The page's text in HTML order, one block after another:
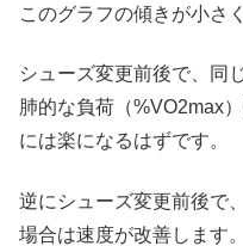
このグラフの傾きが小さ
シューズ変更前後で、同
肺的な負荷（%VO2max
には楽になるはずです。
逆にシューズ変更前後で
場合は速度が改善します。